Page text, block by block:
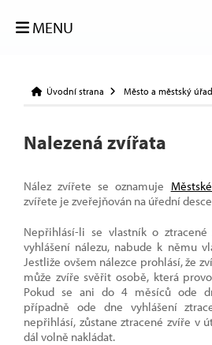
MENU
Úvodní strana Město a městský úřad
Nalezená zvířata
Nález zvířete se oznamuje
zvířete je zveřejňován na úřední
Nepřihlásí-li se vlastník o
vyhlášení nálezu, nabude k němu
Jestliže ovšem nálezce prohlásí, že
může zvíře svěřit osobě, která
Pokud se ani do 4 měsíců ode
případně ode dne vyhlášení
nepřihlásí, zůstane ztracené zvíře v
dál volně nakládat.